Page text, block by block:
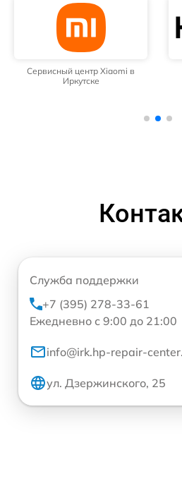
Сервисный центр Xiaomi в
Иркутске
Служба поддержки
+7 (395) 278-33-61
Ежедневно с 9:00 до 21:00
info@irk.hp-repair-
ул. Дзержинского, 25